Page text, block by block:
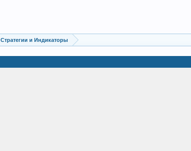
Стратегии и Индикаторы